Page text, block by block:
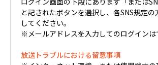
と記されたボタンを選択し、各SNS規定の
してください。
※メールアドレスを入力してのログインは
放送トラブルにおける留意事項